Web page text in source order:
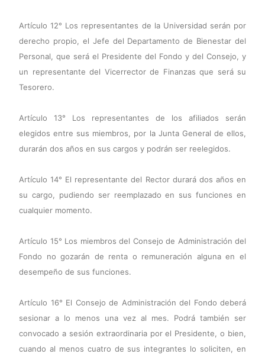
Artículo 12° Los representantes de la Universidad serán por
derecho propio, el Jefe del Departamento de Bienestar del
Personal, que será el Presidente del Fondo y del Consejo, y
un representante del Vicerrector de Finanzas que será su
Tesorero.
Artículo 13° Los representantes de los afiliados serán
elegidos entre sus miembros, por la Junta General de ellos,
durarán dos años en sus cargos y podrán ser reelegidos.
Artículo 14° El representante del Rector durará dos años en
su cargo, pudiendo ser reemplazado en sus funciones en
cualquier momento.
Artículo 15° Los miembros del Consejo de Administración del
Fondo no gozarán de renta o remuneración alguna en el
desempeño de sus funciones.
Artículo 16° El Consejo de Administración del Fondo deberá
sesionar a lo menos una vez al mes. Podrá también ser
convocado a sesión extraordinaria por el Presidente, o bien,
cuando al menos cuatro de sus integrantes lo soliciten, en